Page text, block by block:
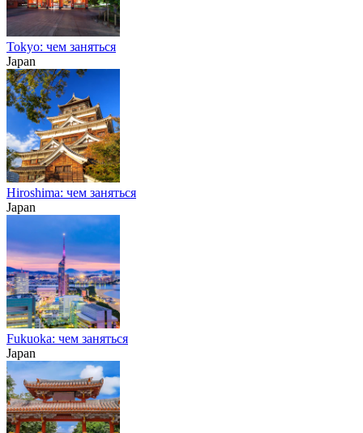
Tokyo: чем заняться
Japan
Hiroshima: чем заняться
Japan
Fukuoka: чем заняться
Japan